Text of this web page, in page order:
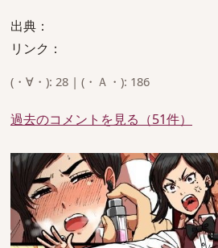
出典：
リンク：
(・∀・): 28 | (・Ａ・): 186
過去のコメントを見る（51件）